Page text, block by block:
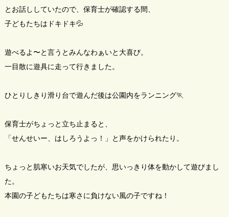
とお話ししていたので、保育士が確認する間、
子どもたちはドキドキ💦
遊べるよ〜と言うとみんなわぁいと大喜び。
一目散に遊具に走って行きました。
ひとりしきり滑り台で遊んだ後は公園内をランニング🏃
保育士がちょっと立ち止まると、
「せんせいー、はしろうよっ！」と声をかけられたり。
ちょっと肌寒いお天気でしたが、思いっきり体を動かして遊びまし
た。
本園の子どもたちは寒さに負けない風の子ですね！